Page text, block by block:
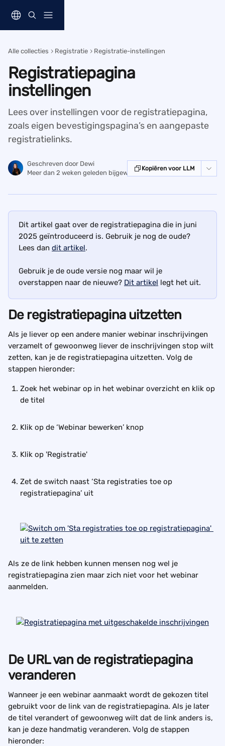
Alle collecties Registratie Registratie-instellingen
Registratiepagina
instellingen
Lees over instellingen voor de registratiepagina,
zoals eigen bevestigingspagina’s en aangepaste
registratielinks.
Geschreven door Dewi
Meer dan 2 weken geleden bijgewerkt
Kopiëren voor LLM
Dit artikel gaat over de registratiepagina die in juni
2025 geïntroduceerd is. Gebruik je nog de oude?
Lees dan dit artikel.
Gebruik je de oude versie nog maar wil je
overstappen naar de nieuwe? Dit artikel legt het uit.
De registratiepagina uitzetten
Als je liever op een andere manier webinar inschrijvingen
verzamelt of gewoonweg liever de inschrijvingen stop wilt
zetten, kan je de registratiepagina uitzetten. Volg de
stappen hieronder:
Zoek het webinar op in het webinar overzicht en klik op
de titel
Klik op de ‘Webinar bewerken’ knop
Klik op 'Registratie'
Zet de switch naast ‘Sta registraties toe op
registratiepagina’ uit
Als ze de link hebben kunnen mensen nog wel je
registratiepagina zien maar zich niet voor het webinar
aanmelden.
De URL van de registratiepagina
veranderen
Wanneer je een webinar aanmaakt wordt de gekozen titel
gebruikt voor de link van de registratiepagina. Als je later
de titel verandert of gewoonweg wilt dat de link anders is,
kan je deze handmatig veranderen. Volg de stappen
hieronder: